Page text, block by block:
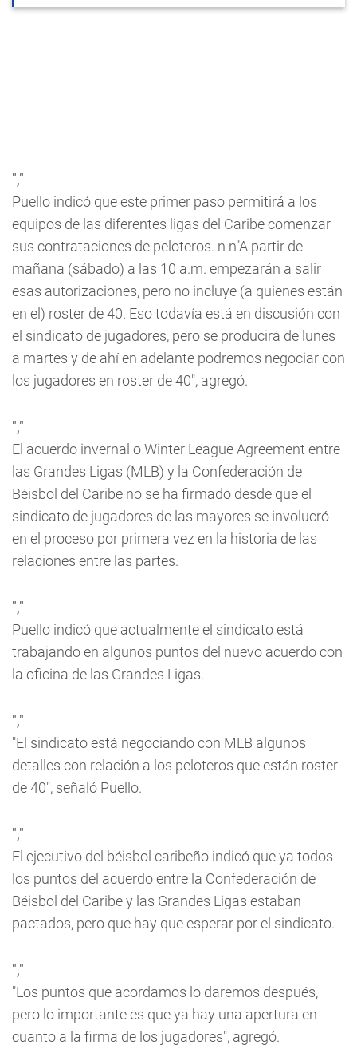
","
Puello indicó que este primer paso permitirá a los
equipos de las diferentes ligas del Caribe comenzar
sus contrataciones de peloteros. n n"A partir de
mañana (sábado) a las 10 a.m. empezarán a salir
esas autorizaciones, pero no incluye (a quienes están
en el) roster de 40. Eso todavía está en discusión con
el sindicato de jugadores, pero se producirá de lunes
a martes y de ahí en adelante podremos negociar con
los jugadores en roster de 40", agregó.
","
El acuerdo invernal o Winter League Agreement entre
las Grandes Ligas (MLB) y la Confederación de
Béisbol del Caribe no se ha firmado desde que el
sindicato de jugadores de las mayores se involucró
en el proceso por primera vez en la historia de las
relaciones entre las partes.
","
Puello indicó que actualmente el sindicato está
trabajando en algunos puntos del nuevo acuerdo con
la oficina de las Grandes Ligas.
","
"El sindicato está negociando con MLB algunos
detalles con relación a los peloteros que están roster
de 40", señaló Puello.
","
El ejecutivo del béisbol caribeño indicó que ya todos
los puntos del acuerdo entre la Confederación de
Béisbol del Caribe y las Grandes Ligas estaban
pactados, pero que hay que esperar por el sindicato.
","
"Los puntos que acordamos lo daremos después,
pero lo importante es que ya hay una apertura en
cuanto a la firma de los jugadores", agregó.